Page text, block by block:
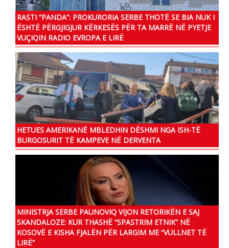
RASTI “PANDA”: PROKURORIA SERBE THOTË SE BIA NUK I
ËSHTË PËRGJIGJUR KËRKESËS PËR TA MARRË NË PYETJE
VUÇIQIN RADIO EVROPA E LIRË
HETUES AMERIKANË MBLEDHIN DËSHMI NGA ISH-TË
BURGOSURIT TË KAMPEVE NË DERVENTA
MINISTRJA SERBE PAUNOVIQ VIJON RETORIKËN E SAJ
SKANDALOZE: KUR THASHË “SPASTRIM ETNIK” NË
KOSOVË E KISHA FJALËN PËR LARGIM ME “VULLNET TË
LIRË”